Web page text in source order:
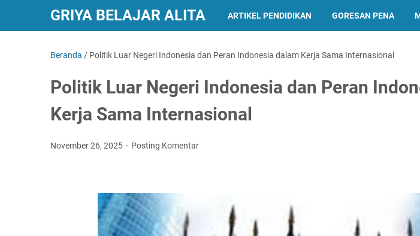
GRIYA BELAJAR ALITA ARTIKEL PENDIDIKAN GORESAN PENA
Beranda / Politik Luar Negeri Indonesia dan Peran Indonesia dalam Kerja Sama Internasional
Politik Luar Negeri Indonesia dan Peran
Kerja Sama Internasional
November 26, 2025 Posting Komentar